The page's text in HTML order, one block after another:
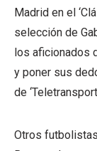
Madrid en el
selección de
los aficionados
y poner sus
de
Otros